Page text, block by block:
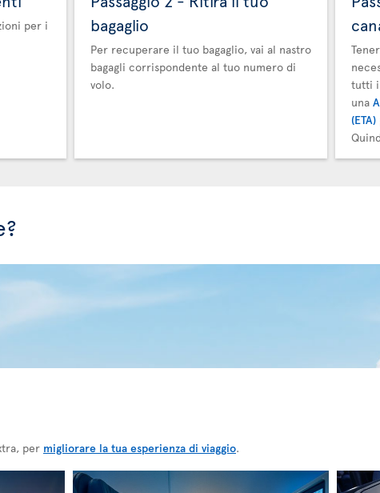
per i
bagaglio
Per recuperare il tuo bagaglio, vai al nastro
bagagli corrispondente al tuo numero di
volo.
tutti i
una
(ETA)
per migliorare la tua esperienza di viaggio.